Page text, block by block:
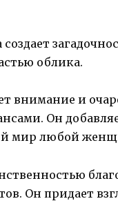
облика.
внимание и
Он
мир любой
Он придает